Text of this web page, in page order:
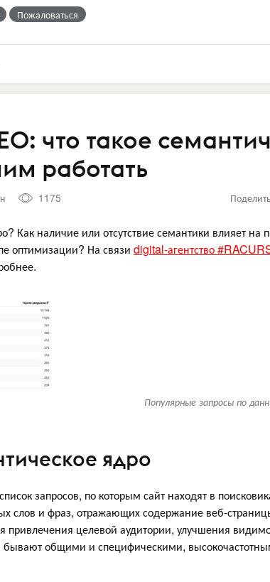
Пожаловаться
что такое
работать
1175
Как наличие или отсутствие семантики влияет на
оптимизации? На связи digital-агентство
Популярные запросы по
ядро
запросов, по которым сайт находят в
слов и фраз, отражающих содержание веб-
целевой аудитории, улучшения
бывают общими и специфическими,